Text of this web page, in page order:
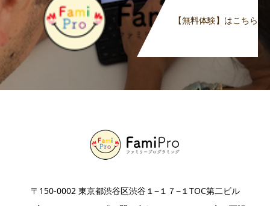
【無料体験】はこちら
〒150-0002 東京都渋谷区渋谷１−１７−１TOC第二ビル